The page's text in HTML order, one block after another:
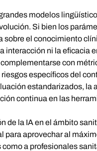
modelos
Si bien los
el conocimiento
interacción ni la eficacia
con
específicos del
estandarizados, la
continua en las
de la IA en el ámbito
aprovechar al
a profesionales